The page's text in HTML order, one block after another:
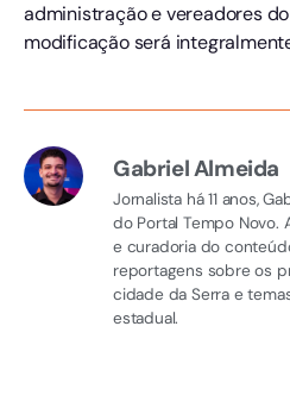
administração e vereadores
modificação será
Gabriel Almeida
Jornalista há 11 anos,
do Portal Tempo Novo.
e curadoria do
reportagens sobre os
cidade da Serra e
estadual.